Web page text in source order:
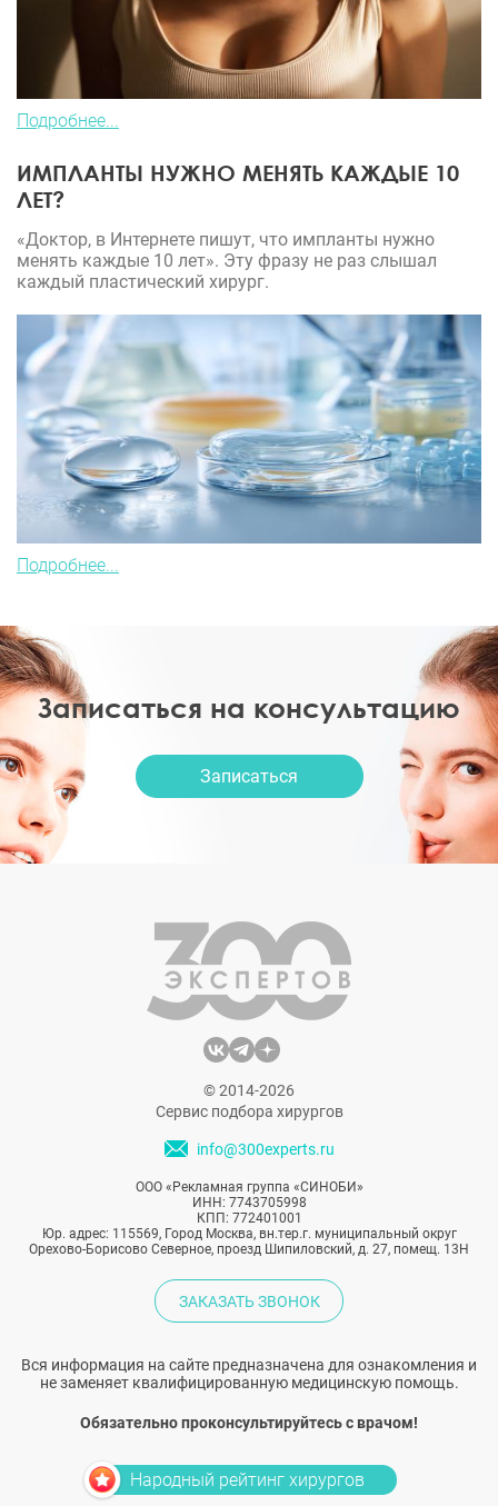
Подробнее...
ИМПЛАНТЫ НУЖНО МЕНЯТЬ КАЖДЫЕ 10
ЛЕТ?
«Доктор, в Интернете пишут, что импланты нужно
менять каждые 10 лет». Эту фразу не раз слышал
каждый пластический хирург.
Подробнее...
Записаться на консультацию
Записаться
© 2014-2026
Сервис подбора хирургов
info@300experts.ru
ООО «Рекламная группа «СИНОБИ»
ИНН: 7743705998
КПП: 772401001
Юр. адрес: 115569, Город Москва, вн.тер.г. муниципальный округ
Орехово-Борисово Северное, проезд Шипиловский, д. 27, помещ. 13Н
ЗАКАЗАТЬ ЗВОНОК
Вся информация на сайте предназначена для ознакомления и
не заменяет квалифицированную медицинскую помощь.
Обязательно проконсультируйтесь с врачом!
Народный рейтинг хирургов